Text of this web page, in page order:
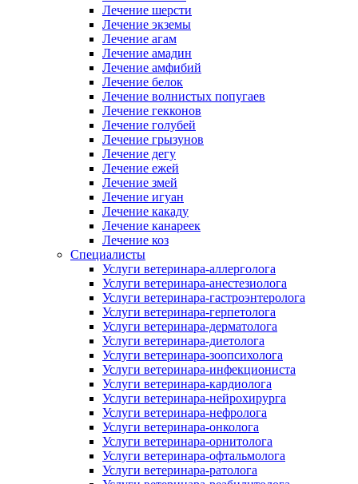
Лечение шерсти
Лечение экземы
Лечение агам
Лечение амадин
Лечение амфибий
Лечение белок
Лечение волнистых попугаев
Лечение гекконов
Лечение голубей
Лечение грызунов
Лечение дегу
Лечение ежей
Лечение змей
Лечение игуан
Лечение какаду
Лечение канареек
Лечение коз
Специалисты
Услуги ветеринара-аллерголога
Услуги ветеринара-анестезиолога
Услуги ветеринара-гастроэнтеролога
Услуги ветеринара-герпетолога
Услуги ветеринара-дерматолога
Услуги ветеринара-диетолога
Услуги ветеринара-зоопсихолога
Услуги ветеринара-инфекциониста
Услуги ветеринара-кардиолога
Услуги ветеринара-нейрохирурга
Услуги ветеринара-нефролога
Услуги ветеринара-онколога
Услуги ветеринара-орнитолога
Услуги ветеринара-офтальмолога
Услуги ветеринара-ратолога